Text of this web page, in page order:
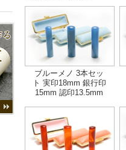
ブルーメノ 3本セッ
ト 実印18mm 銀行印
15mm 認印13.5mm